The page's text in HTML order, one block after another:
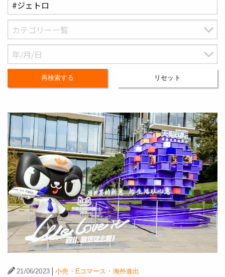
再検索する リセット
21/06/2023 | 小売・Eコマース · 海外進出